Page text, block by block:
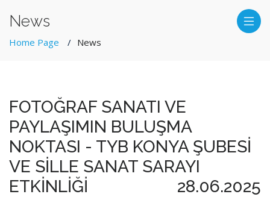
News
Home Page News
FOTOĞRAF SANATI VE
PAYLAŞIMIN BULUŞMA
NOKTASI - TYB KONYA ŞUBESİ
VE SİLLE SANAT SARAYI
ETKİNLİĞİ
28.06.2025